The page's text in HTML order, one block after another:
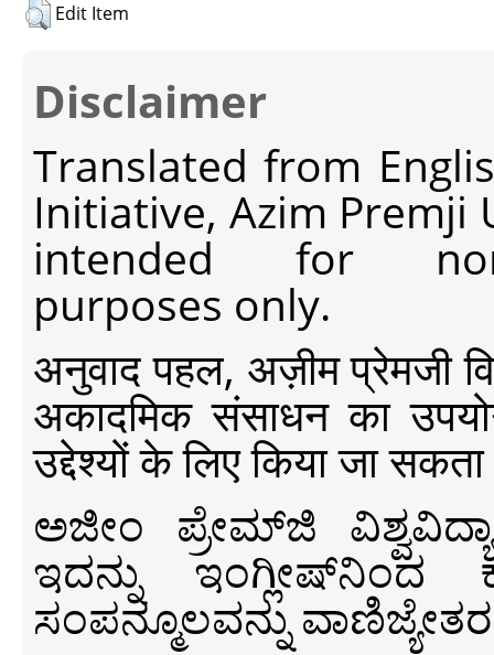
Edit Item
Disclaimer
Translated from
Initiative, Azim Premji
intended for non-
purposes only.
अनुवाद पहल, अज़ीम प्रेमजी
अकादमिक संसाधन का
उद्देश्यों के लिए किया जा
ಅಜೀಂ ಪ್ರೇಮ್‍ಜಿ
ಇದನ್ನು ಇಂಗ್ಲೀಷ್‍ನಿಂದ
ಸಂಪನ್ಮೂಲವನ್ನು